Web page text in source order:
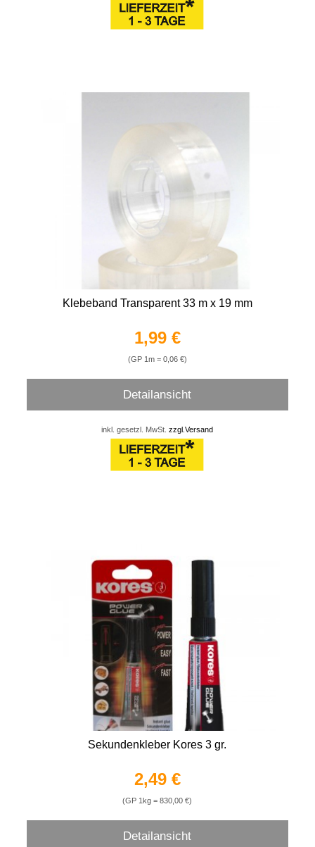
Klebeband Transparent 33 m x 19 mm
1,99 €
(GP 1m = 0,06 €)
Detailansicht
inkl. gesetzl. MwSt.zzgl.Versand
Sekundenkleber Kores 3 gr.
2,49 €
(GP 1kg = 830,00 €)
Detailansicht